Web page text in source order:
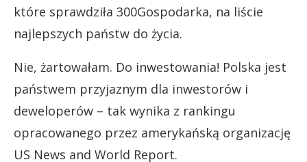
które sprawdziła 300Gospodarka, na liście
najlepszych państw do życia.
Nie, żartowałam. Do inwestowania! Polska jest
państwem przyjaznym dla inwestorów i
deweloperów – tak wynika z rankingu
opracowanego przez amerykańską organizację
US News and World Report.